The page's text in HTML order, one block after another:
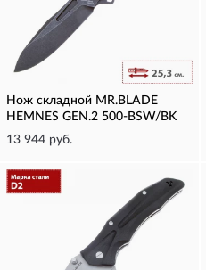
Нож складной MR.BLADE
HEMNES GEN.2 500-BSW/BK
13 944 руб.